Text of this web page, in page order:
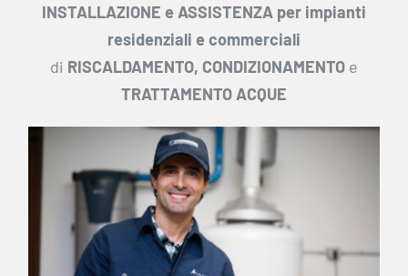
INSTALLAZIONE e ASSISTENZA per impianti
residenziali e commerciali
di RISCALDAMENTO, CONDIZIONAMENTO e
TRATTAMENTO ACQUE
Installazione e
assistenza Caldaie